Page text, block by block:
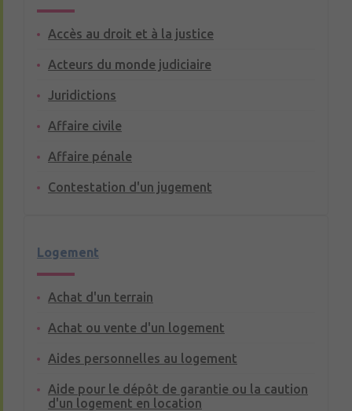
Accès au droit et à la justice
Acteurs du monde judiciaire
Juridictions
Affaire civile
Affaire pénale
Contestation d'un jugement
Logement
Achat d'un terrain
Achat ou vente d'un logement
Aides personnelles au logement
Aide pour le dépôt de garantie ou la caution
d'un logement en location